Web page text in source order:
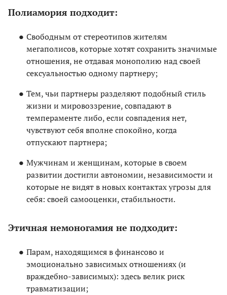
Полиамория подходит:
Свободным от стереотипов жителям
мегаполисов, которые хотят сохранить значимые
отношения, не отдавая монополию над своей
сексуальностью одному партнеру;
Тем, чьи партнеры разделяют подобный стиль
жизни и мировоззрение, совпадают в
темпераменте либо, если совпадения нет,
чувствуют себя вполне спокойно, когда
отпускают партнера;
Мужчинам и женщинам, которые в своем
развитии достигли автономии, независимости и
которые не видят в новых контактах угрозы для
себя: своей самооценки, стабильности.
Этичная немоногамия не подходит:
Парам, находящимся в финансово и
эмоционально зависимых отношениях (и
враждебно-зависимых): здесь велик риск
травматизации;